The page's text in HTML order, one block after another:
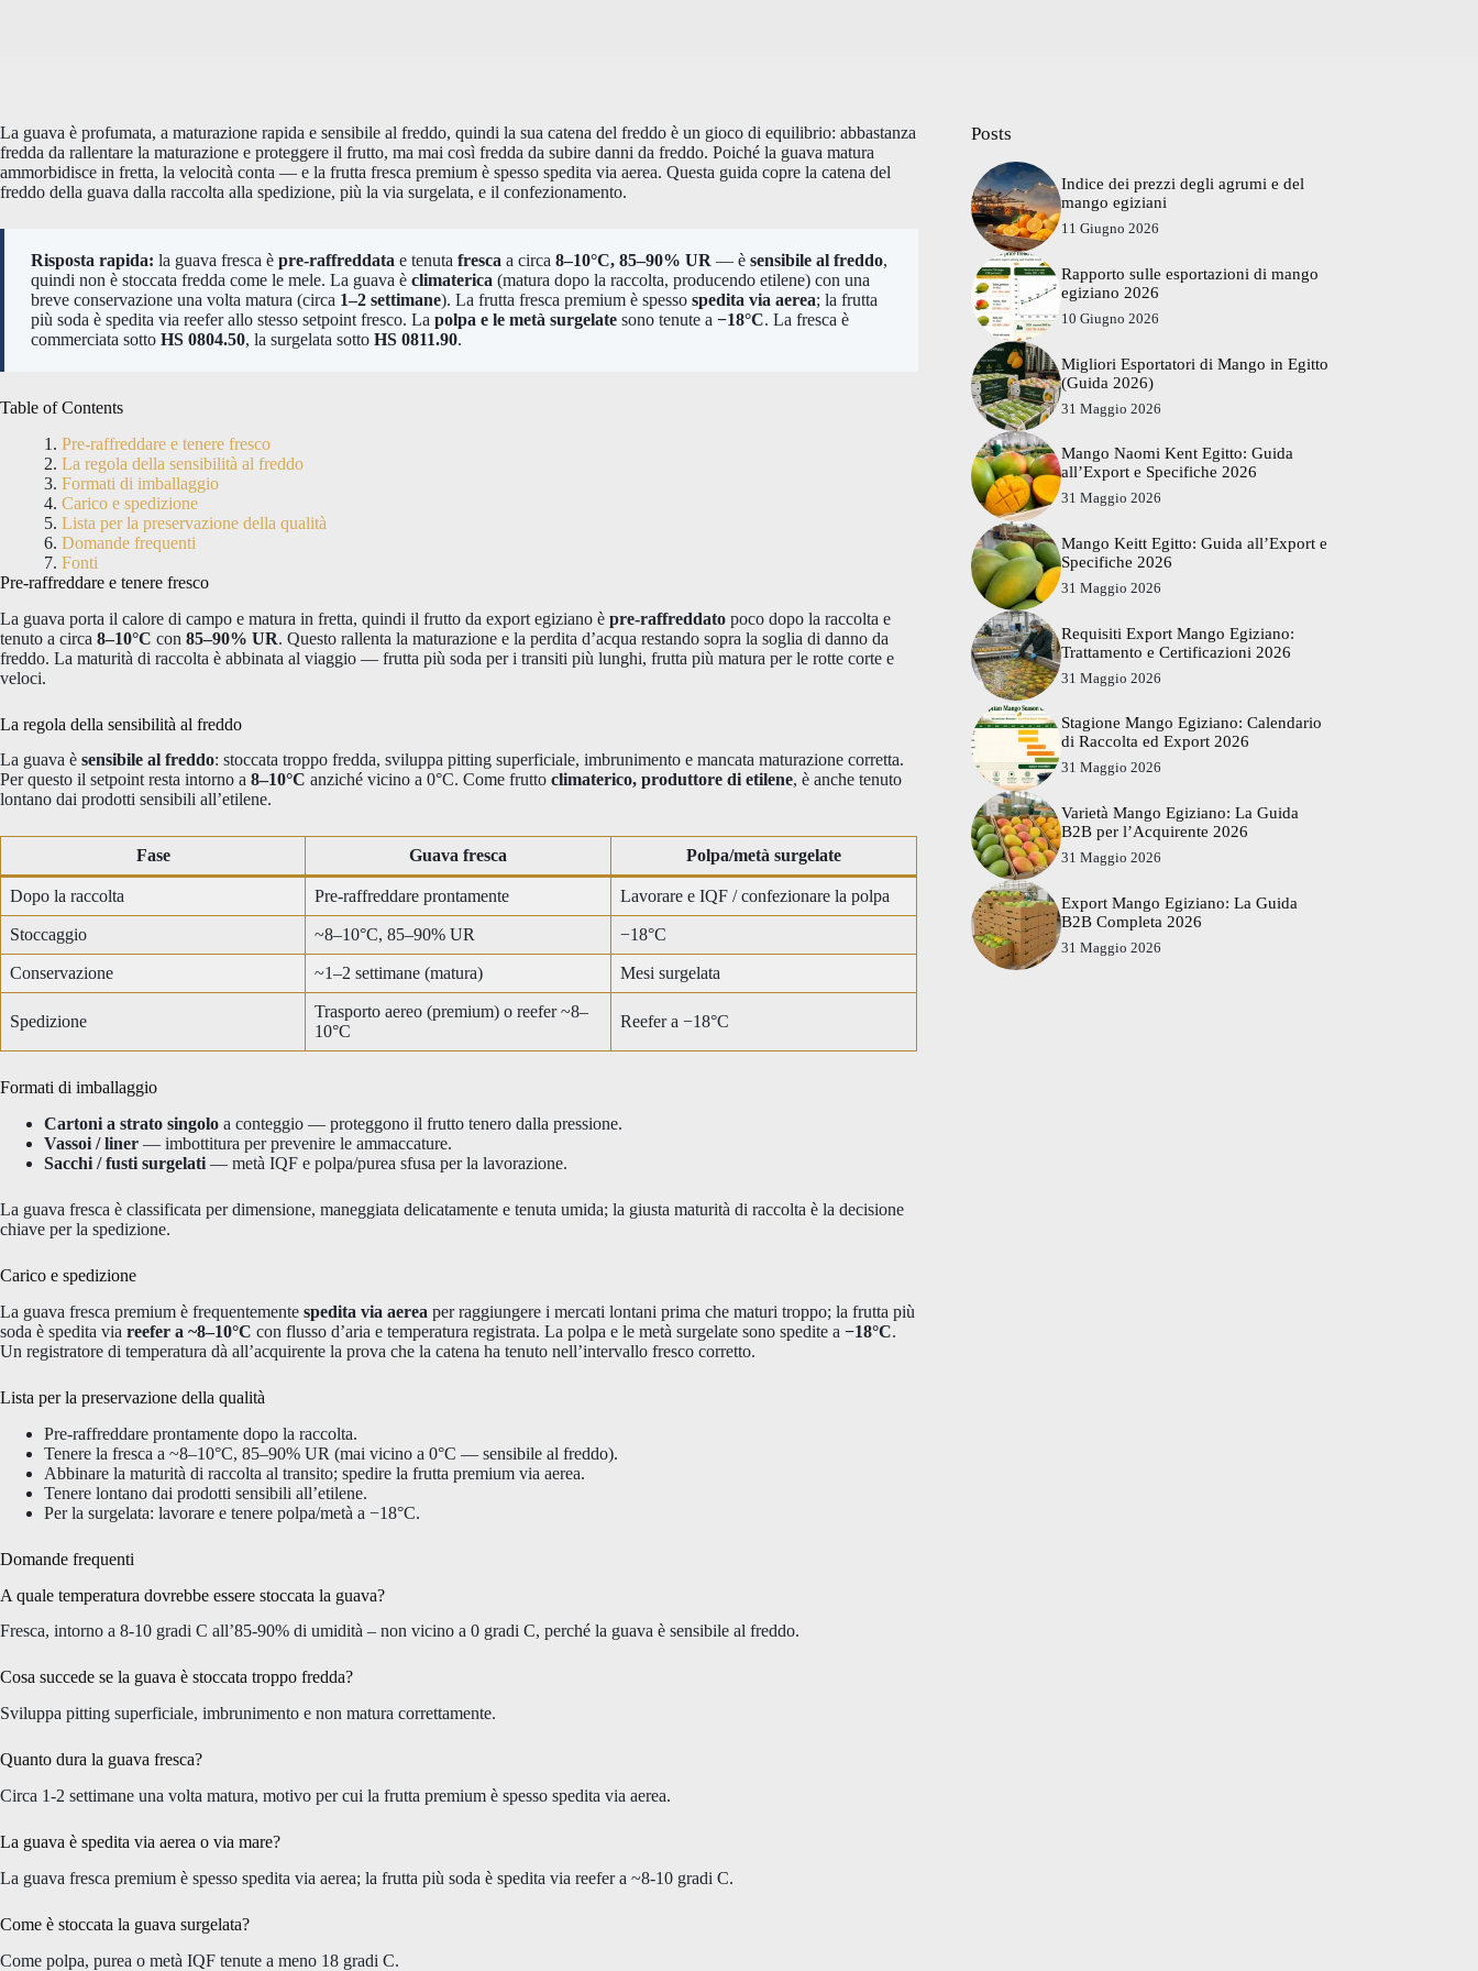
La guava è profumata, a maturazione rapida e sensibile al freddo, quindi la sua catena del freddo è un gioco di equilibrio: abbastanza
fredda da rallentare la maturazione e proteggere il frutto, ma mai così fredda da subire danni da freddo. Poiché la guava matura
ammorbidisce in fretta, la velocità conta — e la frutta fresca premium è spesso spedita via aerea. Questa guida copre la catena del
freddo della guava dalla raccolta alla spedizione, più la via surgelata, e il confezionamento.
Risposta rapida: la guava fresca è pre-raffreddata e tenuta fresca a circa 8–10°C, 85–90% UR — è sensibile al freddo,
quindi non è stoccata fredda come le mele. La guava è climaterica (matura dopo la raccolta, producendo etilene) con una
breve conservazione una volta matura (circa 1–2 settimane). La frutta fresca premium è spesso spedita via aerea; la frutta
più soda è spedita via reefer allo stesso setpoint fresco. La polpa e le metà surgelate sono tenute a −18°C. La fresca è
commerciata sotto HS 0804.50, la surgelata sotto HS 0811.90.
Table of Contents
Pre-raffreddare e tenere fresco
La regola della sensibilità al freddo
Formati di imballaggio
Carico e spedizione
Lista per la preservazione della qualità
Domande frequenti
Fonti
Pre-raffreddare e tenere fresco
La guava porta il calore di campo e matura in fretta, quindi il frutto da export egiziano è pre-raffreddato poco dopo la raccolta e
tenuto a circa 8–10°C con 85–90% UR. Questo rallenta la maturazione e la perdita d’acqua restando sopra la soglia di danno da
freddo. La maturità di raccolta è abbinata al viaggio — frutta più soda per i transiti più lunghi, frutta più matura per le rotte corte e
veloci.
La regola della sensibilità al freddo
La guava è sensibile al freddo: stoccata troppo fredda, sviluppa pitting superficiale, imbrunimento e mancata maturazione corretta.
Per questo il setpoint resta intorno a 8–10°C anziché vicino a 0°C. Come frutto climaterico, produttore di etilene, è anche tenuto
lontano dai prodotti sensibili all’etilene.
Fase Guava fresca Polpa/metà surgelate
Dopo la raccolta Pre-raffreddare prontamente Lavorare e IQF / confezionare la polpa
Stoccaggio ~8–10°C, 85–90% UR −18°C
Conservazione ~1–2 settimane (matura) Mesi surgelata
Spedizione
Trasporto aereo (premium) o reefer ~8–
10°C
Reefer a −18°C
Formati di imballaggio
Cartoni a strato singolo a conteggio — proteggono il frutto tenero dalla pressione.
Vassoi / liner — imbottitura per prevenire le ammaccature.
Sacchi / fusti surgelati — metà IQF e polpa/purea sfusa per la lavorazione.
La guava fresca è classificata per dimensione, maneggiata delicatamente e tenuta umida; la giusta maturità di raccolta è la decisione
chiave per la spedizione.
Carico e spedizione
La guava fresca premium è frequentemente spedita via aerea per raggiungere i mercati lontani prima che maturi troppo; la frutta più
soda è spedita via reefer a ~8–10°C con flusso d’aria e temperatura registrata. La polpa e le metà surgelate sono spedite a −18°C.
Un registratore di temperatura dà all’acquirente la prova che la catena ha tenuto nell’intervallo fresco corretto.
Lista per la preservazione della qualità
Pre-raffreddare prontamente dopo la raccolta.
Tenere la fresca a ~8–10°C, 85–90% UR (mai vicino a 0°C — sensibile al freddo).
Abbinare la maturità di raccolta al transito; spedire la frutta premium via aerea.
Tenere lontano dai prodotti sensibili all’etilene.
Per la surgelata: lavorare e tenere polpa/metà a −18°C.
Domande frequenti
A quale temperatura dovrebbe essere stoccata la guava?
Fresca, intorno a 8-10 gradi C all’85-90% di umidità – non vicino a 0 gradi C, perché la guava è sensibile al freddo.
Cosa succede se la guava è stoccata troppo fredda?
Sviluppa pitting superficiale, imbrunimento e non matura correttamente.
Quanto dura la guava fresca?
Circa 1-2 settimane una volta matura, motivo per cui la frutta premium è spesso spedita via aerea.
La guava è spedita via aerea o via mare?
La guava fresca premium è spesso spedita via aerea; la frutta più soda è spedita via reefer a ~8-10 gradi C.
Come è stoccata la guava surgelata?
Come polpa, purea o metà IQF tenute a meno 18 gradi C.
Posts
Indice dei prezzi degli agrumi e del
mango egiziani
11 Giugno 2026
Rapporto sulle esportazioni di mango
egiziano 2026
10 Giugno 2026
Migliori Esportatori di Mango in Egitto
(Guida 2026)
31 Maggio 2026
Mango Naomi Kent Egitto: Guida
all’Export e Specifiche 2026
31 Maggio 2026
Mango Keitt Egitto: Guida all’Export e
Specifiche 2026
31 Maggio 2026
Requisiti Export Mango Egiziano:
Trattamento e Certificazioni 2026
31 Maggio 2026
Stagione Mango Egiziano: Calendario
di Raccolta ed Export 2026
31 Maggio 2026
Varietà Mango Egiziano: La Guida
B2B per l’Acquirente 2026
31 Maggio 2026
Export Mango Egiziano: La Guida
B2B Completa 2026
31 Maggio 2026